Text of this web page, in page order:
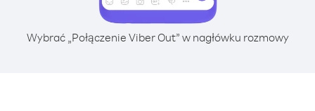
Wybrać „Połączenie Viber Out” w nagłówku rozmowy